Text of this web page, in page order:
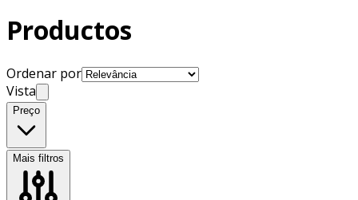
Productos
Ordenar por
Vista
Preço
Mais filtros